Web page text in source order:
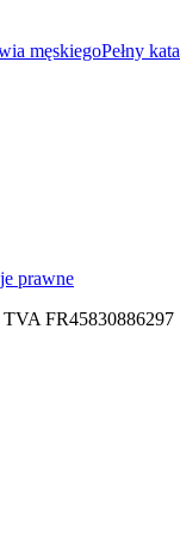
męskiegoPełny
prawne
FR45830886297